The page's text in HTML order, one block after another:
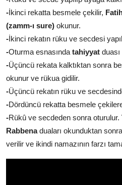
-İkinci rekatta besmele çekilir,
(zamm-ı sure) okunur.
-İkinci rekatın rüku ve secdesi
-Oturma esnasında tahiyyat
-Üçüncü rekata kalktıktan sonra
okunur ve rükua gidilir.
-Üçüncü rekatın rüku ve
-Dördüncü rekatta besmele
-Rükû ve secdeden sonra oturulur.
Rabbenaduaları okunduktan
verilir ve ikindi namazının farzı